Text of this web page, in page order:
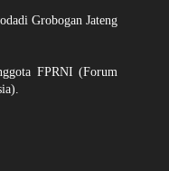
Grobogan Jateng
FPRNI (Forum